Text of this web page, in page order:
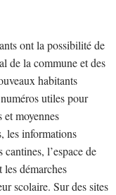
ont la possibilité de
de la commune et des
habitants
utiles pour
et moyennes
les informations
l’espace de
démarches
scolaire. Sur des sites